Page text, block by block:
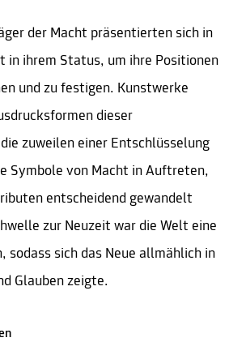
der Macht präsentierten sich in
in ihrem Status, um ihre Positionen
und zu festigen. Kunstwerke
dieser
zuweilen einer Entschlüsselung
Symbole von Macht in Auftreten,
entscheidend gewandelt
zur Neuzeit war die Welt eine
sodass sich das Neue allmählich in
Glauben zeigte.